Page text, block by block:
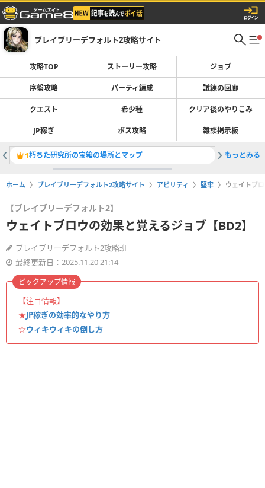
ブレイブリーデフォルト2攻略サイト
攻略TOP ストーリー攻略 ジョブ
序盤攻略 パーティ編成 試練の回廊
クエスト 希少種 クリア後のやりこみ
JP稼ぎ ボス攻略 雑談掲示板
1朽ちた研究所の宝箱の場所とマップ 26章「ふ
もっとみる
ホーム ブレイブリーデフォルト2攻略サイト アビリティ 堅牢 ウェイトブ
【ブレイブリーデフォルト2】
ウェイトブロウの効果と覚えるジョブ【BD2】
ブレイブリーデフォルト2攻略班
最終更新日：2025.11.20 21:14
【注目情報】
★JP稼ぎの効率的なやり方
☆ウィキウィキの倒し方
ピックアップ情報